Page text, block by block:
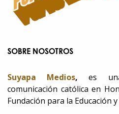
SOBRE NOSOTROS
Suyapa Medios, es
comunicación católica en
Fundación para la Educación